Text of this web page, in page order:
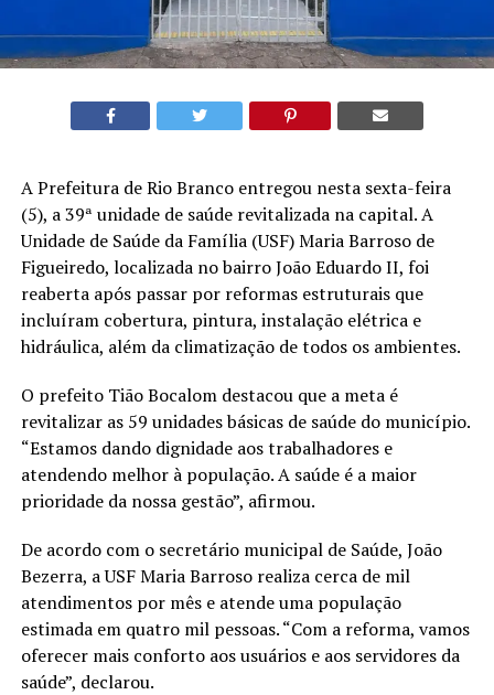
A Prefeitura de Rio Branco entregou nesta sexta-feira
(5), a 39ª unidade de saúde revitalizada na capital. A
Unidade de Saúde da Família (USF) Maria Barroso de
Figueiredo, localizada no bairro João Eduardo II, foi
reaberta após passar por reformas estruturais que
incluíram cobertura, pintura, instalação elétrica e
hidráulica, além da climatização de todos os ambientes.
O prefeito Tião Bocalom destacou que a meta é
revitalizar as 59 unidades básicas de saúde do município.
“Estamos dando dignidade aos trabalhadores e
atendendo melhor à população. A saúde é a maior
prioridade da nossa gestão”, afirmou.
De acordo com o secretário municipal de Saúde, João
Bezerra, a USF Maria Barroso realiza cerca de mil
atendimentos por mês e atende uma população
estimada em quatro mil pessoas. “Com a reforma, vamos
oferecer mais conforto aos usuários e aos servidores da
saúde”, declarou.